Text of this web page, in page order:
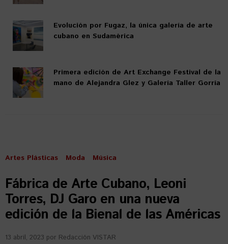
Evolución por Fugaz, la única galería de arte
cubano en Sudamérica
Primera edición de Art Exchange Festival de la
mano de Alejandra Glez y Galería Taller Gorría
Artes Plásticas Moda Música
Fábrica de Arte Cubano, Leoni
Torres, DJ Garo en una nueva
edición de la Bienal de las Américas
13 abril, 2023 por Redacción VISTAR